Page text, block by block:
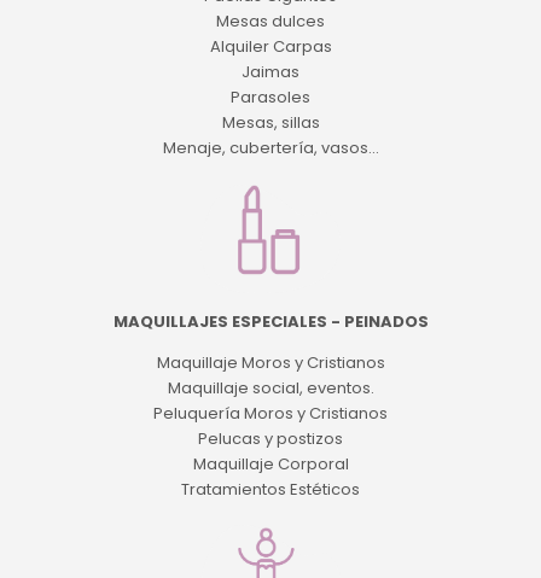
Mesas dulces
Alquiler Carpas
Jaimas
Parasoles
Mesas, sillas
Menaje, cubertería, vasos...
MAQUILLAJES ESPECIALES - PEINADOS
Maquillaje Moros y Cristianos
Maquillaje social, eventos.
Peluquería Moros y Cristianos
Pelucas y postizos
Maquillaje Corporal
Tratamientos Estéticos